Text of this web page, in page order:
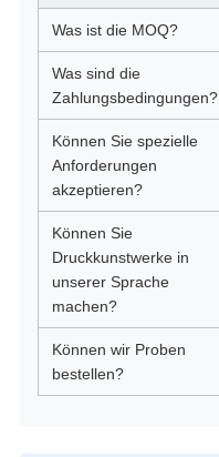
Was ist die MOQ?
Was sind die
Zahlungsbedingungen?
Können Sie spezielle
Anforderungen
akzeptieren?
Können Sie
Druckkunstwerke in
unserer Sprache
machen?
Können wir Proben
bestellen?